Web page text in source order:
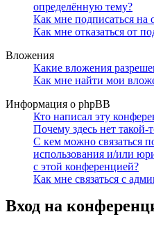
определённую тему?
Как мне подписаться
Как мне отказаться от
Вложения
Какие вложения
Как мне найти мои
Информация о phpBB
Кто написал эту
Почему здесь нет
С кем можно связаться
использования и/или
с этой конференцией?
Как мне связаться с
Вход на